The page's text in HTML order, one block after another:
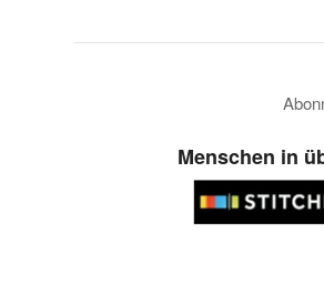
Menschen in